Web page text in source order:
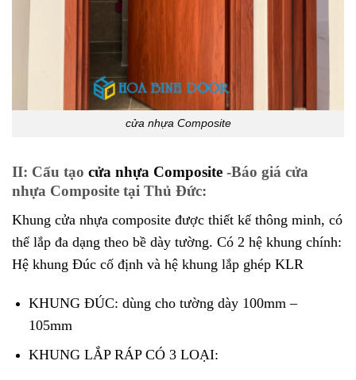
cửa nhựa Composite
II: Cấu tạo cửa nhựa Composite -Báo giá cửa
nhựa Composite tại Thủ Đức:
Khung cửa nhựa composite được thiết kế thông minh, có
thể lắp đa dạng theo bề dày tường. Có 2 hệ khung chính:
Hệ khung Đúc cố định và hệ khung lắp ghép KLR
KHUNG ĐÚC: dùng cho tường dày 100mm –
105mm
KHUNG LẮP RÁP CÓ 3 LOẠI: